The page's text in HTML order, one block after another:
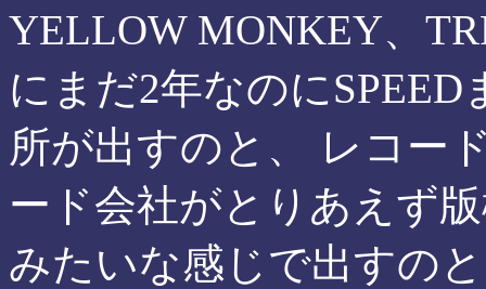
YELLOW MONKEY、
にまだ2年なのに
所が出すのと、 レコー
ード会社がとりあえず
みたいな感じで出すの